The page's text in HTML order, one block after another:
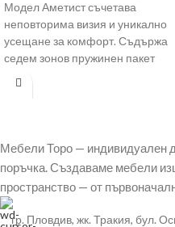
Модел Аметист съчетава
неповторима визия и уникално
усещане за комфорт. Съдържа
седем зонов пружинен пакет
Pocket System от индивидуално
Мебели Торо — индивидуален
поръчка. Създаваме мебели
пространство — от
гр. Пловдив, жк. Тракия, бул.